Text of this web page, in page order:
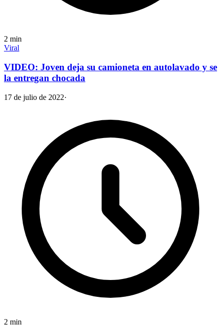
2 min
Viral
VIDEO: Joven deja su camioneta en autolavado y se
la entregan chocada
17 de julio de 2022·
2 min